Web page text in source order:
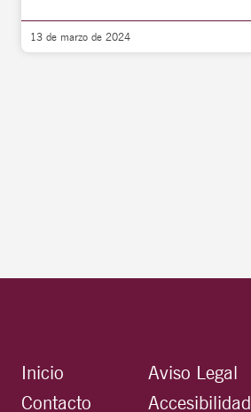
13 de marzo de 2024
Inicio
Contacto
Aviso Legal
Accesibilidad